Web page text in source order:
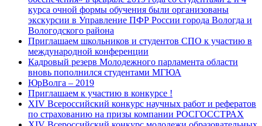
курса очной формы обучения были организованы
экскурсии в Управление ПФР России города Вологда и
Вологодского района
Приглашаем школьников и студентов СПО к участию в
международной конференции
Кадровый резерв Молодежного парламента области
вновь пополнился студентами МГЮА
ЮрВолга – 2019
Приглашаем к участию в конкурсе !
XIV Всероссийский конкурс научных работ и рефератов
по страхованию на призы компании РОСГОССТРАХ